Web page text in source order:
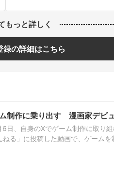
もっと詳しく
の詳細はこちら
制作に乗り出す 漫画家デビ
日、自身のXでゲーム制作に取り
る」に投稿した動画で、ゲーム